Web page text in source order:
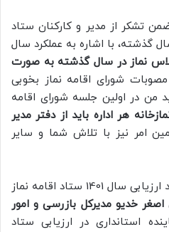
تشکر از مدیر و کارکنان ستاد
گذشته، با اشاره به عملکرد سال
نماز در سال گذشته به صورت
شورای اقامه نماز بخوبی
من در اولین جلسه شورای اقامه
هر اداره باید از دفتر مدیر
امر نیز با تلاش شما و سایر
استاندار ایلام در خصوص فرآیند ارزیابی سال 1401 ستاد اقامه نماز
اصغر خدیو مدیرکل بازرسی و امور
استانداری در ارزیابی ستاد